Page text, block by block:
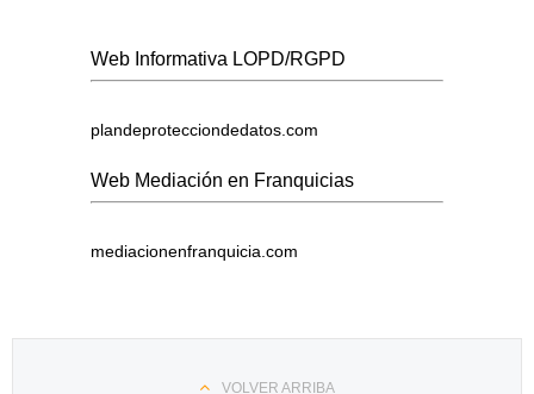
Web Informativa LOPD/RGPD
plandeprotecciondedatos.com
Web Mediación en Franquicias
mediacionenfranquicia.com
VOLVER ARRIBA